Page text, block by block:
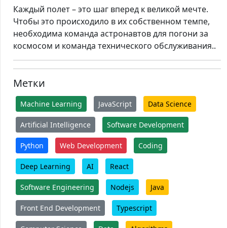
Каждый полет – это шаг вперед к великой мечте.
Чтобы это происходило в их собственном темпе,
необходима команда астронавтов для погони за
космосом и команда технического обслуживания..
Метки
Machine Learning JavaScript Data Science
Artificial Intelligence Software Development
Python Web Development Coding
Deep Learning AI React
Software Engineering Nodejs Java
Front End Development Typescript